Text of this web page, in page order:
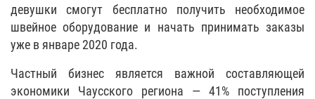
девушки смогут бесплатно получить необходимое
швейное оборудование и начать принимать заказы
уже в январе 2020 года.
Частный бизнес является важной составляющей
экономики Чаусского региона — 41% поступления